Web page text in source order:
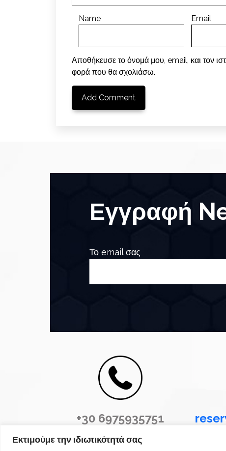
Εκτιμούμε την ιδιωτικότητά σας
Name Email
Αποθήκευσε το όνομά μου, email, και τον
φορά που θα σχολιάσω.
Εγγραφή
Το email σας
+30 6975935751